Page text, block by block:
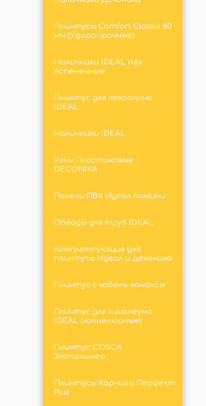
Плинтусы Comfort Classik 80
мм (Ударопрочные)
Наличники IDEAL пвх
вспененные
Плинтус для ковролина
IDEAL
Наличники IDEAL
Углы Пластиковые
DECONIKA
Панели ПВХ Идеал Ламини
Обводы для труб IDEAL
Комплектующие для
плинтуса Идеал и Деконика
Плинтус с кабель-каналом
Плинтус для линолеума
IDEAL (каннелюрные)
Плинтус COSCA
Экополимер
Плинтусы Карнизы Перфект
Plus